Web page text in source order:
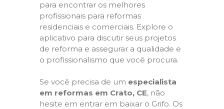
para encontrar os melhores
profissionais para reformas
residenciais e comerciais. Explore o
aplicativo para discutir seus projetos
de reforma e assegurar a qualidade e
o profissionalismo que você procura.
Se você precisa de um especialista
em reformas em Crato, CE, não
hesite em entrar em baixar o Grifo. Os